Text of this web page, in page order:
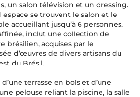
un salon télévision et un dressing.
espace se trouvent le salon et le
accueillant jusqu’à 6 personnes.
inclut une collection de
brésilien, acquises par le
d’œuvres de divers artisans du
du Brésil.
terrasse en bois et d’une
pelouse reliant la piscine, la salle